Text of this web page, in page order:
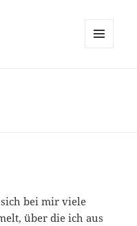
bei mir viele
über die ich aus